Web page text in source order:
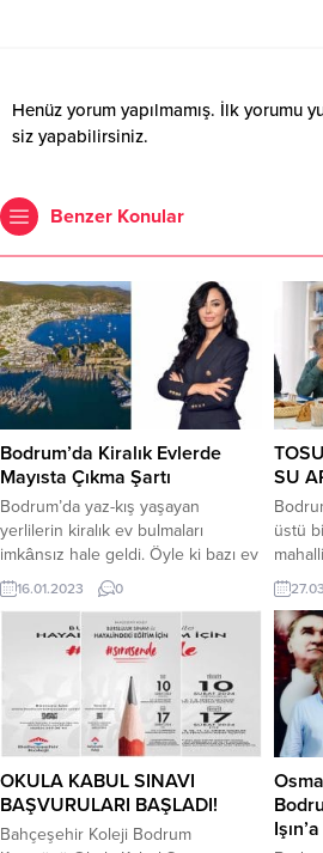
Henüz yorum yapılmamış. İlk yorumu
siz yapabilirsiniz.
Benzer Konular
Bodrum’da Kiralık Evlerde
Mayısta Çıkma Şartı
Bodrum’da yaz-kış yaşayan
yerlilerin kiralık ev bulmaları
imkânsız hale geldi. Öyle ki bazı ev
sahipleri, yaz sezonunda daha fazla
para kazanmak için mayısta çıkma
şartıyla ev kiralamaya başladı.
Nüfusu katlandı Bodrum’daki kiralık
ev sorunu hakkında bilgi veren
Gayrimenkul Danışmanı Şule Alp,
“Türkiye genelinde yaşanan kiralık
ev sorunu Bodrum’da da
görülüyor....
16.01.2023 0
SU
üstü
güçlü
OKULA KABUL SINAVI
BAŞVURULARI BAŞLADI!
Bahçeşehir Koleji Bodrum